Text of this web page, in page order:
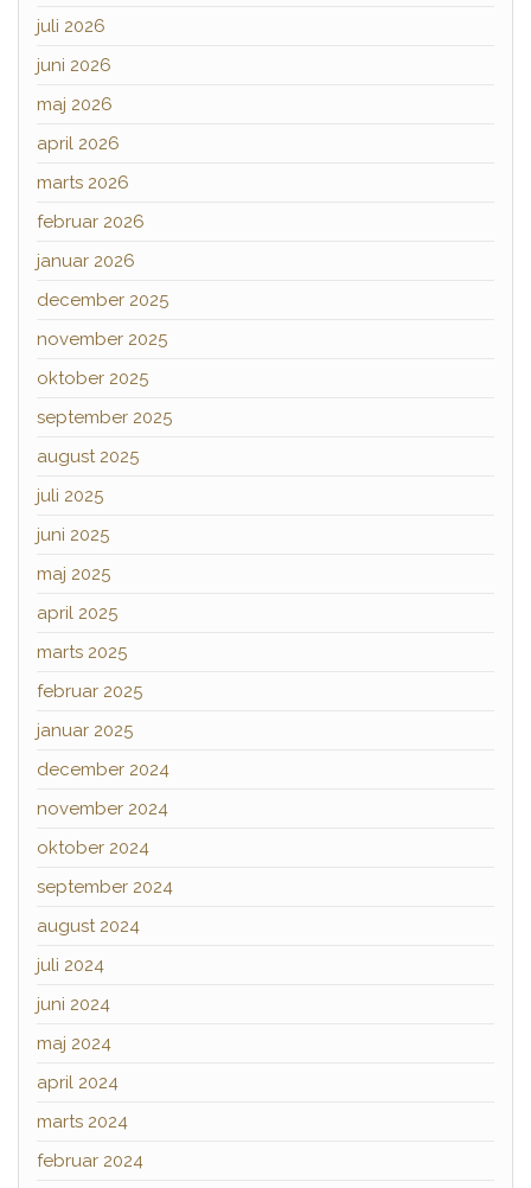
juli 2026
juni 2026
maj 2026
april 2026
marts 2026
februar 2026
januar 2026
december 2025
november 2025
oktober 2025
september 2025
august 2025
juli 2025
juni 2025
maj 2025
april 2025
marts 2025
februar 2025
januar 2025
december 2024
november 2024
oktober 2024
september 2024
august 2024
juli 2024
juni 2024
maj 2024
april 2024
marts 2024
februar 2024